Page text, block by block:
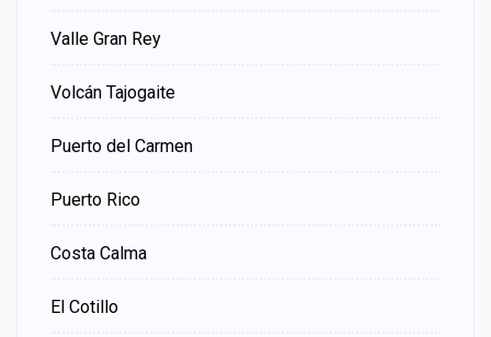
Valle Gran Rey
Volcán Tajogaite
Puerto del Carmen
Puerto Rico
Costa Calma
El Cotillo